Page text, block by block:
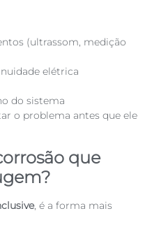
(ultrassom, medição
elétrica
do sistema
o problema antes que ele
que
, é a forma mais